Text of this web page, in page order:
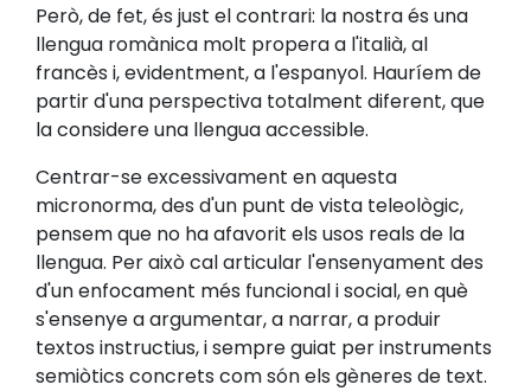
Però, de fet, és just el contrari: la nostra és una
llengua romànica molt propera a l'italià, al
francès i, evidentment, a l'espanyol. Hauríem de
partir d'una perspectiva totalment diferent, que
la considere una llengua accessible.
Centrar-se excessivament en aquesta
micronorma, des d'un punt de vista teleològic,
pensem que no ha afavorit els usos reals de la
llengua. Per això cal articular l'ensenyament des
d'un enfocament més funcional i social, en què
s'ensenye a argumentar, a narrar, a produir
textos instructius, i sempre guiat per instruments
semiòtics concrets com són els gèneres de text.